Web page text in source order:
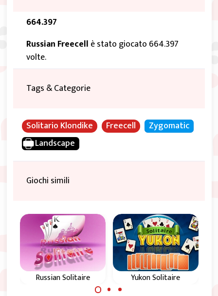
664.397
Russian Freecell è stato giocato 664.397
volte.
Tags & Categorie
Solitario Klondike Freecell
Zygomatic
Landscape
Giochi simili
Russian Solitaire Yukon Solitaire